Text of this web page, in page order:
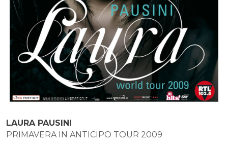
LAURA PAUSINI
PRIMAVERA IN ANTICIPO TOUR 2009